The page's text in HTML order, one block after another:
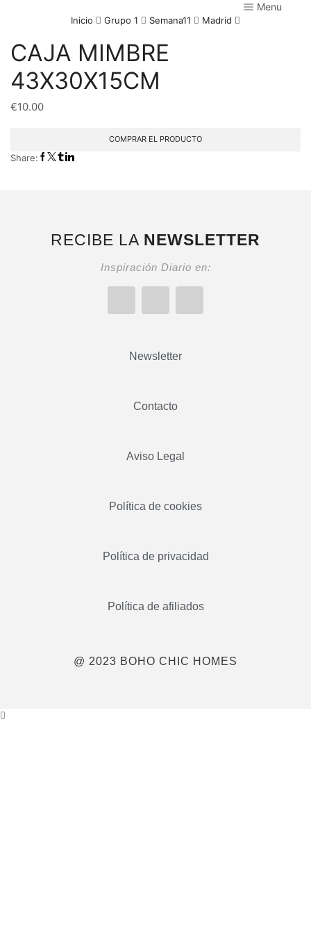
Menu
Inicio Grupo 1 Semana11 Madrid
CAJA MIMBRE
43X30X15CM
€10.00
COMPRAR EL PRODUCTO
Share:
RECIBE LA NEWSLETTER
Inspiración Diario en:
Newsletter
Contacto
Aviso Legal
Política de cookies
Política de privacidad
Política de afiliados
@ 2023 BOHO CHIC HOMES